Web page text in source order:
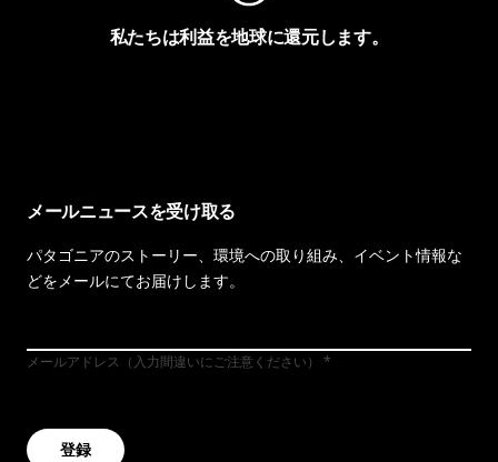
私たちは利益を地球に還元します。
メールニュースを受け取る
パタゴニアのストーリー、環境への取り組み、イベント情報な
どをメールにてお届けします。
メールアドレス（入力間違いにご注意ください）
登録